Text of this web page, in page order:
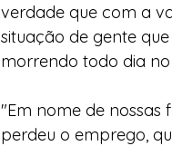
verdade que com a
situação de gente
morrendo todo dia no
"Em nome de nossas
perdeu o emprego,